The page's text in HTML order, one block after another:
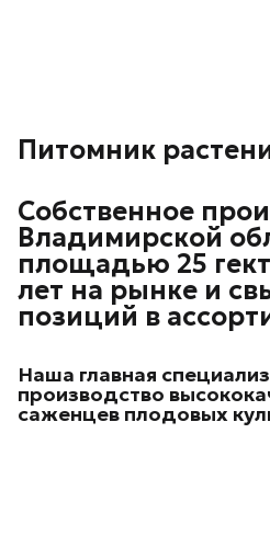
Питомник
Собственное
Владимирской
площадью 25
лет на рынке и
позиций в
Наша главная
производство
саженцев плодовых